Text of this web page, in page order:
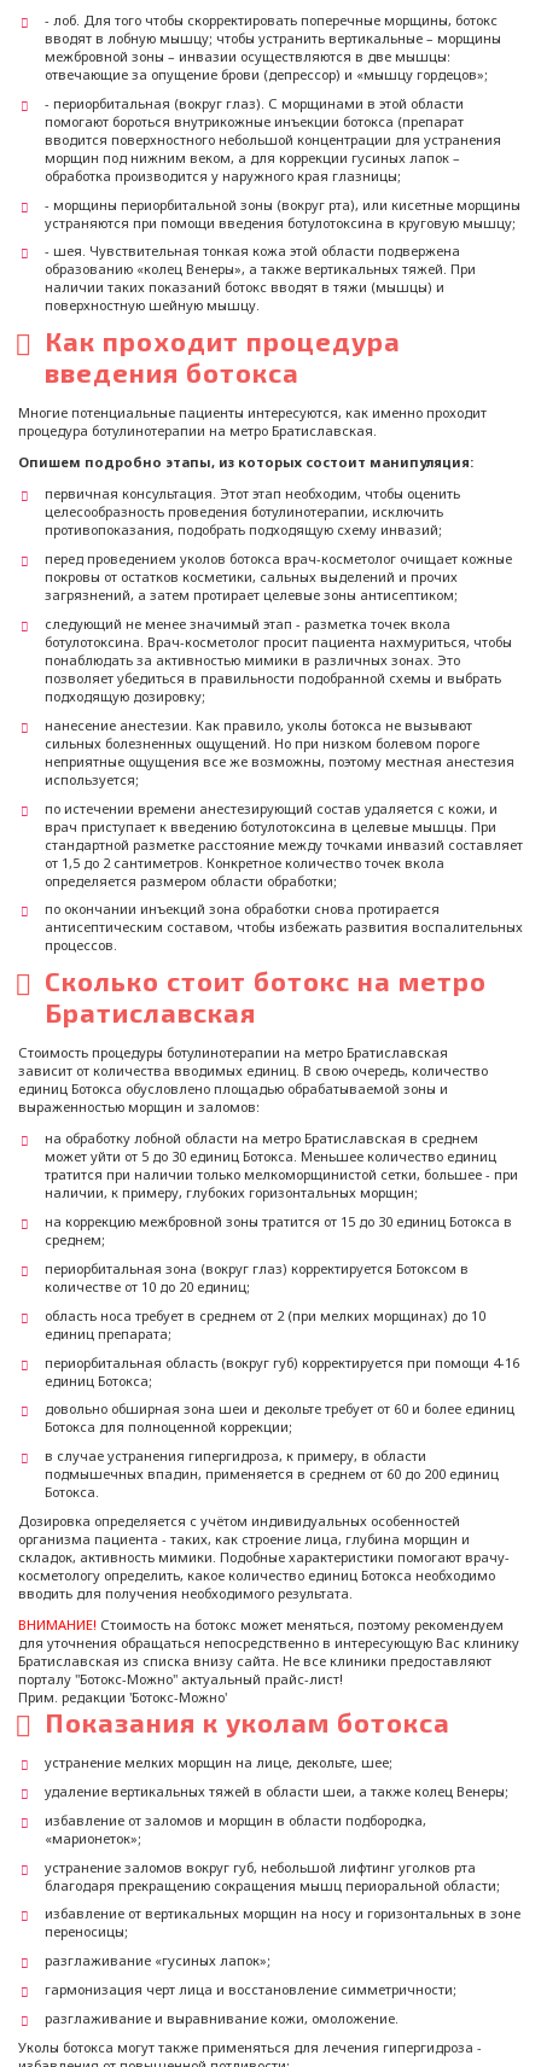
- лоб. Для того чтобы скорректировать поперечные морщины, ботокс
вводят в лобную мышцу; чтобы устранить вертикальные – морщины
межбровной зоны – инвазии осуществляются в две мышцы:
отвечающие за опущение брови (депрессор) и «мышцу гордецов»;
- периорбитальная (вокруг глаз). С морщинами в этой области
помогают бороться внутрикожные инъекции ботокса (препарат
вводится поверхностного небольшой концентрации для устранения
морщин под нижним веком, а для коррекции гусиных лапок –
обработка производится у наружного края глазницы;
- морщины периорбитальной зоны (вокруг рта), или кисетные морщины
устраняются при помощи введения ботулотоксина в круговую мышцу;
- шея. Чувствительная тонкая кожа этой области подвержена
образованию «колец Венеры», а также вертикальных тяжей. При
наличии таких показаний ботокс вводят в тяжи (мышцы) и
поверхностную шейную мышцу.
Как проходит процедура
введения ботокса
Многие потенциальные пациенты интересуются, как именно проходит
процедура ботулинотерапии на метро Братиславская.
Опишем подробно этапы, из которых состоит манипуляция:
первичная консультация. Этот этап необходим, чтобы оценить
целесообразность проведения ботулинотерапии, исключить
противопоказания, подобрать подходящую схему инвазий;
перед проведением уколов ботокса врач-косметолог очищает кожные
покровы от остатков косметики, сальных выделений и прочих
загрязнений, а затем протирает целевые зоны антисептиком;
следующий не менее значимый этап - разметка точек вкола
ботулотоксина. Врач-косметолог просит пациента нахмуриться, чтобы
понаблюдать за активностью мимики в различных зонах. Это
позволяет убедиться в правильности подобранной схемы и выбрать
подходящую дозировку;
нанесение анестезии. Как правило, уколы ботокса не вызывают
сильных болезненных ощущений. Но при низком болевом пороге
неприятные ощущения все же возможны, поэтому местная анестезия
используется;
по истечении времени анестезирующий состав удаляется с кожи, и
врач приступает к введению ботулотоксина в целевые мышцы. При
стандартной разметке расстояние между точками инвазий составляет
от 1,5 до 2 сантиметров. Конкретное количество точек вкола
определяется размером области обработки;
по окончании инъекций зона обработки снова протирается
антисептическим составом, чтобы избежать развития воспалительных
процессов.
Сколько стоит ботокс на метро
Братиславская
Стоимость процедуры ботулинотерапии на метро Братиславская
зависит от количества вводимых единиц. В свою очередь, количество
единиц Ботокса обусловлено площадью обрабатываемой зоны и
выраженностью морщин и заломов:
на обработку лобной области на метро Братиславская в среднем
может уйти от 5 до 30 единиц Ботокса. Меньшее количество единиц
тратится при наличии только мелкоморщинистой сетки, большее - при
наличии, к примеру, глубоких горизонтальных морщин;
на коррекцию межбровной зоны тратится от 15 до 30 единиц Ботокса в
среднем;
периорбитальная зона (вокруг глаз) корректируется Ботоксом в
количестве от 10 до 20 единиц;
область носа требует в среднем от 2 (при мелких морщинах) до 10
единиц препарата;
периорбитальная область (вокруг губ) корректируется при помощи 4-16
единиц Ботокса;
довольно обширная зона шеи и декольте требует от 60 и более единиц
Ботокса для полноценной коррекции;
в случае устранения гипергидроза, к примеру, в области
подмышечных впадин, применяется в среднем от 60 до 200 единиц
Ботокса.
Дозировка определяется с учётом индивидуальных особенностей
организма пациента - таких, как строение лица, глубина морщин и
складок, активность мимики. Подобные характеристики помогают врачу-
косметологу определить, какое количество единиц Ботокса необходимо
вводить для получения необходимого результата.
ВНИМАНИЕ! Стоимость на ботокс может меняться, поэтому рекомендуем
для уточнения обращаться непосредственно в интересующую Вас клинику
Братиславская из списка внизу сайта. Не все клиники предоставляют
порталу "Ботокс-Можно" актуальный прайс-лист!
Прим. редакции 'Ботокс-Можно'
Показания к уколам ботокса
устранение мелких морщин на лице, декольте, шее;
удаление вертикальных тяжей в области шеи, а также колец Венеры;
избавление от заломов и морщин в области подбородка,
«марионеток»;
устранение заломов вокруг губ, небольшой лифтинг уголков рта
благодаря прекращению сокращения мышц периоральной области;
избавление от вертикальных морщин на носу и горизонтальных в зоне
переносицы;
разглаживание «гусиных лапок»;
гармонизация черт лица и восстановление симметричности;
разглаживание и выравнивание кожи, омоложение.
Уколы ботокса могут также применяться для лечения гипергидроза -